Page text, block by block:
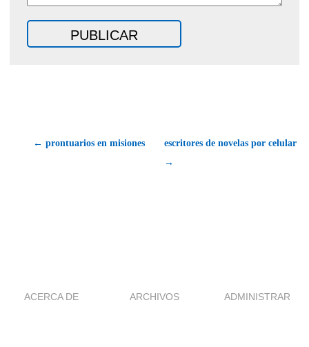
← prontuarios en misiones
escritores de novelas por celular
→
ACERCA DE ARCHIVOS ADMINISTRAR